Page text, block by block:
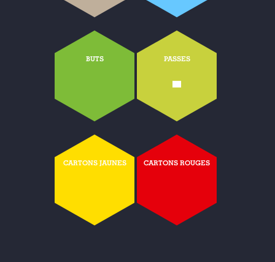
BUTS PASSES
-
CARTONS JAUNES CARTONS ROUGES